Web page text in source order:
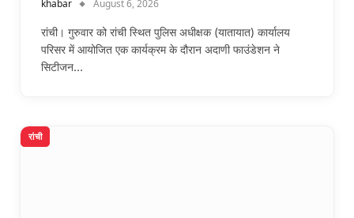
khabar August 6, 2026
रांची। गुरुवार को रांची स्थित पुलिस अधीक्षक (यातायात) कार्यालय
परिसर में आयोजित एक कार्यक्रम के दौरान अदाणी फाउंडेशन ने
सिटीजन…
रांची